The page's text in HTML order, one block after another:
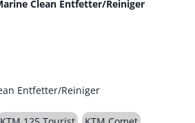
Entfetter/Reiniger